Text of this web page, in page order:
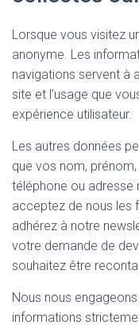
Lorsque vous visitez
anonyme. Les
navigations servent à
site et l’usage que
expérience utilisateur.
Les autres données
que vos nom,
téléphone ou adresse
acceptez de nous les
adhérez à notre
votre demande de
souhaitez être
Nous nous
informations